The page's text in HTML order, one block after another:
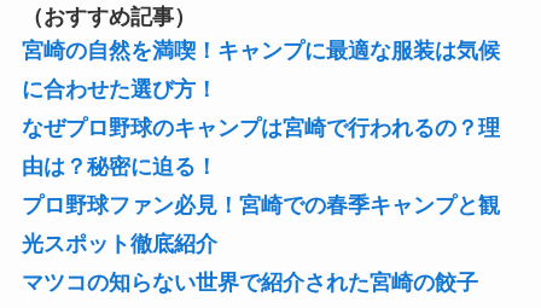
（おすすめ記事）
宮崎の自然を満喫！キャンプに最適な服装は気候
に合わせた選び方！
なぜプロ野球のキャンプは宮崎で行われるの？理
由は？秘密に迫る！
プロ野球ファン必見！宮崎での春季キャンプと観
光スポット徹底紹介
マツコの知らない世界で紹介された宮崎の餃子